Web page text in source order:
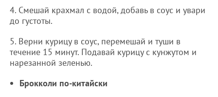
4. Смешай крахмал с водой, добавь в соус и увари
до густоты.
5. Верни курицу в соус, перемешай и туши в
течение 15 минут. Подавай курицу с кунжутом и
нарезанной зеленью.
Брокколи по-китайски